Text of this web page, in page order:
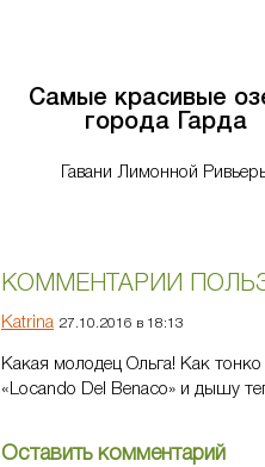
Самые красивые
города Гарда
Гавани Лимонной
КОММЕНТАРИИ
Katrina 27.10.2016 в 18:13
Какая молодец Ольга! Как
«Locando Del Benaco» и дышу
Оставить комментарий